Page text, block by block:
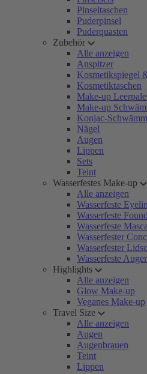
Pinseltaschen
Puderpinsel
Puderquasten
Zubehör
Alle anzeigen
Anspitzer
Kosmetikspiegel
Kosmetiktaschen
Make-up
Make-up
Konjac-
Nägel
Augen
Lippen
Sets
Teint
Wasserfestes Make-up
Alle anzeigen
Wasserfeste
Wasserfeste
Wasserfeste
Wasserfester
Wasserfester
Wasserfeste
Highlights
Alle anzeigen
Glow Make-up
Veganes Make-up
Travel Size
Alle anzeigen
Augen
Augenbrauen
Teint
Lippen